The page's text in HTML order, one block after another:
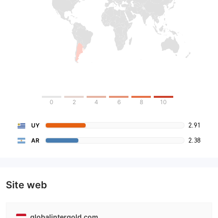
0 2 4 6 8 10
UY 2.91
AR 2.38
Site web